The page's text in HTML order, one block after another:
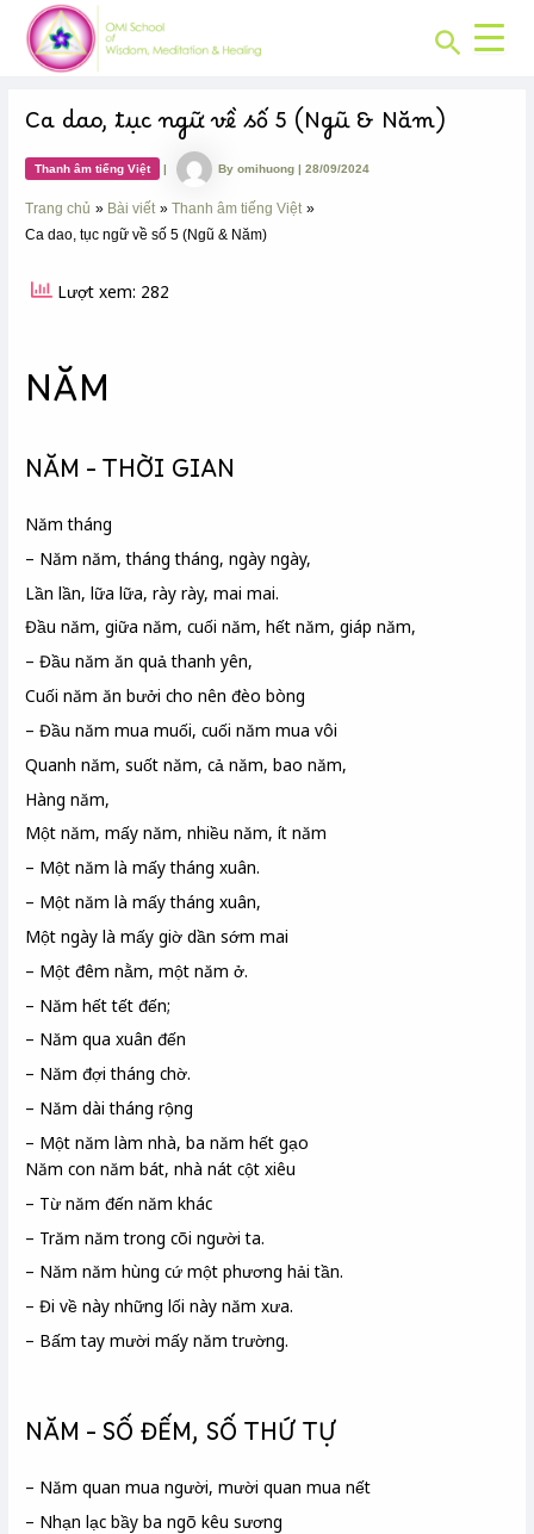
content
Search
Ca dao, tục ngữ về số 5 (Ngũ & Năm)
Thanh âm tiếng Việt | Byomihuong|28/09/2024
Trang chủ Bài viết
Thanh âm tiếng Việt
Ca dao, tục ngữ về số 5 (Ngũ & Năm)
Lượt xem: 282
NĂM
NĂM – THỜI GIAN
Năm tháng
– Năm năm, tháng tháng, ngày ngày,
Lần lần, lữa lữa, rày rày, mai mai.
Đầu năm, giữa năm, cuối năm, hết năm, giáp năm,
– Đầu năm ăn quả thanh yên,
Cuối năm ăn bưởi cho nên đèo bòng
– Đầu năm mua muối, cuối năm mua vôi
Quanh năm, suốt năm, cả năm, bao năm,
Hàng năm,
Một năm, mấy năm, nhiều năm, ít năm
– Một năm là mấy tháng xuân.
– Một năm là mấy tháng xuân,
Một ngày là mấy giờ dần sớm mai
– Một đêm nằm, một năm ở.
– Năm hết tết đến;
– Năm qua xuân đến
– Năm đợi tháng chờ.
– Năm dài tháng rộng
– Một năm làm nhà, ba năm hết gạo
Năm con năm bát, nhà nát cột xiêu
– Từ năm đến năm khác
– Trăm năm trong cõi người ta.
– Năm năm hùng cứ một phương hải tần.
– Đi về này những lối này năm xưa.
– Bấm tay mười mấy năm trường.
NĂM – SỐ ĐẾM, SỐ THỨ TỰ
– Năm quan mua người, mười quan mua nết
– Nhạn lạc bầy ba ngõ kêu sương
Post
navigation
CHUYÊN
MỤC: